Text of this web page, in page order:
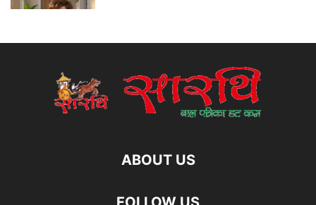
ABOUT US